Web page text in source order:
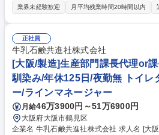
どの販売実務や運営管理業務をお任せいたします。 まずは接
ルプスタッフの指導/館様との調整・折衝/催
まつわる業務全般をお任せします。 【変更の範
種 【大阪】催事担当/おだしの【茅乃舎】創
年休120日
業界未経験歓迎 月平均残業時間20時間以内
正社員
牛乳石鹸共進社株式会社
[大阪/製造]生産部門課長代理or
馴染み/年休125日/夜勤無 トイレ
ー/ラインマネージャー
月給46万3900円～51万6900円
大阪府大阪市鶴見区
企業名 牛乳石鹸共進社株式会社 求人名 [大阪/製造]生産部門課長代理or課